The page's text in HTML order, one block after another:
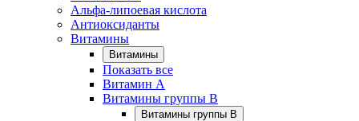
Альфа-липоевая кислота
Антиоксиданты
Витамины
Витамины
Показать все
Витамин A
Витамины группы B
Витамины группы B